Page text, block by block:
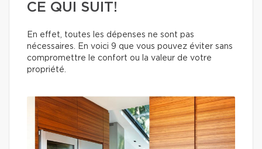
CE QUI SUIT!
En effet, toutes les dépenses ne sont pas
nécessaires. En voici 9 que vous pouvez éviter sans
compromettre le confort ou la valeur de votre
propriété.